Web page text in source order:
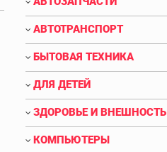
АВТОТРАНСПОРТ
БЫТОВАЯ ТЕХНИКА
ДЛЯ ДЕТЕЙ
ЗДОРОВЬЕ И ВНЕШНОСТЬ
КОМПЬЮТЕРЫ